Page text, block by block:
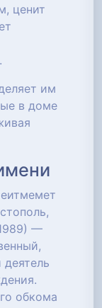
ценит
им
в доме
—
обкома